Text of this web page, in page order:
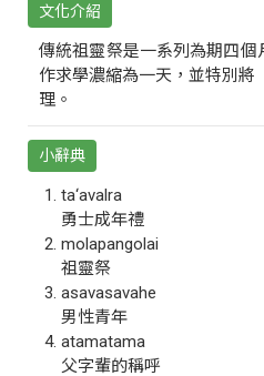
文化介紹
傳統祖靈祭是一系列為期四
作求學濃縮為一天，並特別將
理。
小辭典
ta‘avalra
勇士成年禮
molapangolai
祖靈祭
asavasavahe
男性青年
atamatama
父字輩的稱呼